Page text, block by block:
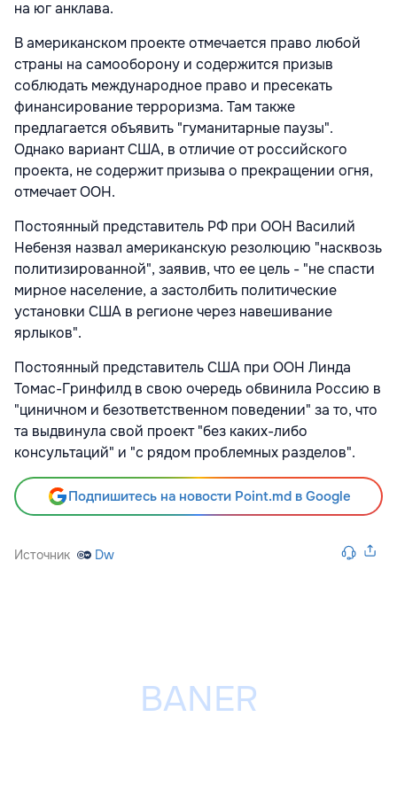
на юг анклава.
В американском проекте отмечается право любой
страны на самооборону и содержится призыв
соблюдать международное право и пресекать
финансирование терроризма. Там также
предлагается объявить "гуманитарные паузы".
Однако вариант США, в отличие от российского
проекта, не содержит призыва о прекращении огня,
отмечает ООН.
Постоянный представитель РФ при ООН Василий
Небензя назвал американскую резолюцию "насквозь
политизированной", заявив, что ее цель - "не спасти
мирное население, а застолбить политические
установки США в регионе через навешивание
ярлыков".
Постоянный представитель США при ООН Линда
Томас-Гринфилд в свою очередь обвинила Россию в
"циничном и безответственном поведении" за то, что
та выдвинула свой проект "без каких-либо
консультаций" и "с рядом проблемных разделов".
Подпишитесь на новости Point.md в Google
Источник Dw